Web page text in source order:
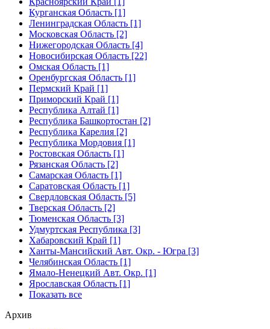
Курганская Область [1]
Ленинградская Область [1]
Московская Область [2]
Нижегородская Область [4]
Новосибирская Область [22]
Омская Область [1]
Оренбургская Область [1]
Пермский Край [1]
Приморский Край [1]
Республика Алтай [1]
Республика Башкортостан [2]
Республика Карелия [2]
Республика Мордовия [1]
Ростовская Область [1]
Рязанская Область [2]
Самарская Область [1]
Саратовская Область [1]
Свердловская Область [5]
Тверская Область [2]
Тюменская Область [3]
Удмуртская Республика [3]
Хабаровский Край [1]
Ханты-Мансийский Авт. Окр. - Югра [3]
Челябинская Область [1]
Ямало-Ненецкий Авт. Окр. [1]
Ярославская Область [1]
Показать все
Архив